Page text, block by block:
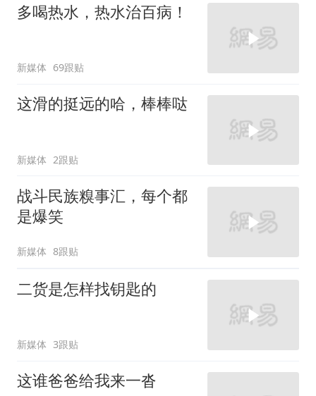
多喝热水，热水治百病！
新媒体 69跟贴
这滑的挺远的哈，棒棒哒
新媒体 2跟贴
战斗民族糗事汇，每个都
是爆笑
新媒体 8跟贴
二货是怎样找钥匙的
新媒体 3跟贴
这谁爸爸给我来一沓